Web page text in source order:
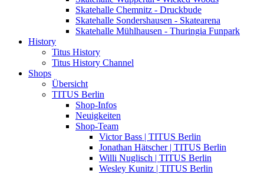
Skatehalle Chemnitz - Druckbude
Skatehalle Sondershausen - Skatearena
Skatehalle Mühlhausen - Thuringia Funpark
History
Titus History
Titus History Channel
Shops
Übersicht
TITUS Berlin
Shop-Infos
Neuigkeiten
Shop-Team
Victor Bass | TITUS Berlin
Jonathan Hätscher | TITUS Berlin
Willi Nuglisch | TITUS Berlin
Wesley Kunitz | TITUS Berlin